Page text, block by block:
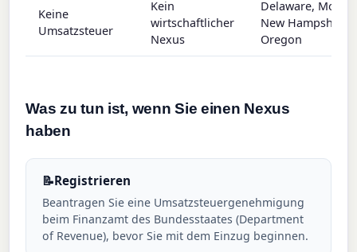
Keine
Umsatzsteuer
Kein
wirtschaftlicher
Nexus
Delaware,
New Hampshire,
Oregon
Was zu tun ist, wenn Sie einen Nexus
haben
📝Registrieren
Beantragen Sie eine Umsatzsteuergenehmigung
beim Finanzamt des Bundesstaates (Department
of Revenue), bevor Sie mit dem Einzug beginnen.